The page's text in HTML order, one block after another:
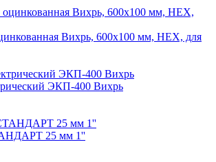
Вихрь, 600х100 мм, НЕХ, для
ЭКП-400 Вихрь
25 мм 1''